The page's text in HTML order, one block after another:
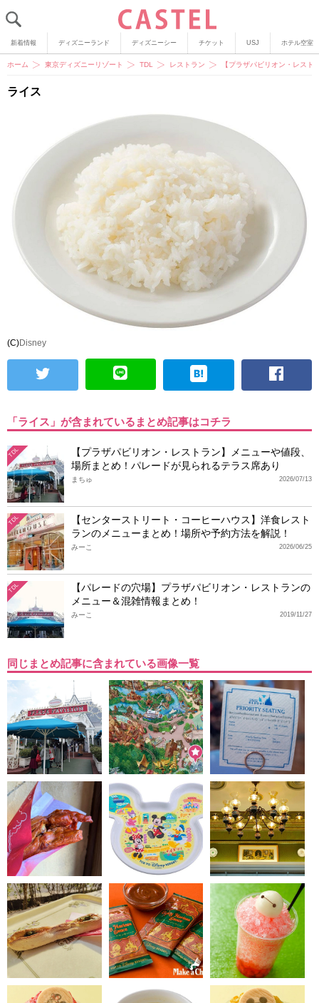
新着情報 ディズニーランド ディズニーシー チケット USJ ホテル空室
ホーム 東京ディズニーリゾート TDL レストラン 【プラザパビリオン・レス
ライス
(C)Disney
「ライス」が含まれているまとめ記事はコチラ
TDL
【プラザパビリオン・レストラン】メニューや値段、
場所まとめ！パレードが見られるテラス席あり
2026/07/13
まちゅ
TDL
【センターストリート・コーヒーハウス】洋食レスト
ランのメニューまとめ！場所や予約方法を解説！
2026/06/25
みーこ
TDL
【パレードの穴場】プラザパビリオン・レストランの
メニュー＆混雑情報まとめ！
2019/11/27
みーこ
同じまとめ記事に含まれている画像一覧